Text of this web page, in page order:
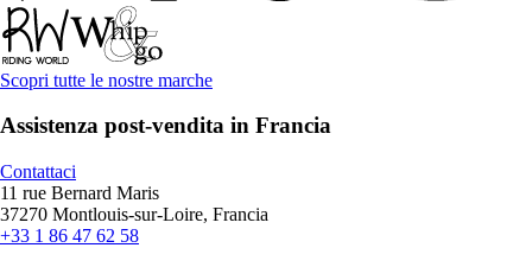
Scopri tutte le nostre marche
Assistenza post-vendita in Francia
Contattaci
11 rue Bernard Maris
37270 Montlouis-sur-Loire, Francia
+33 1 86 47 62 58